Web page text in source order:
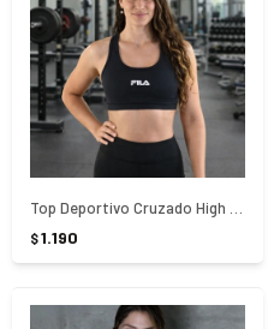
Top Deportivo Cruzado High Cross Fila - NEGRO
$1.190